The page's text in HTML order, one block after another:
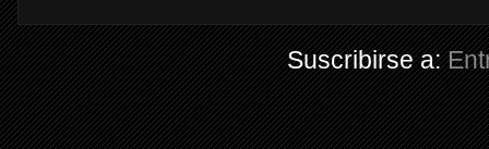
Suscribirse a: